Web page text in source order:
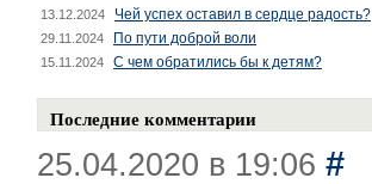
13.12.2024 Чей успех оставил в сердце радость?
29.11.2024 По пути доброй воли
15.11.2024 С чем обратились бы к детям?
Последние комментарии
25.04.2020 в 19:06 #